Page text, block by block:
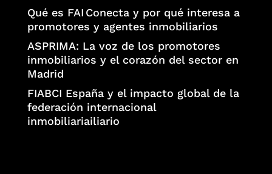
Qué es FAI Conecta y por qué interesa a
promotores y agentes inmobiliarios
ASPRIMA: La voz de los promotores
inmobiliarios y el corazón del sector en
Madrid
FIABCI España y el impacto global de la
federación internacional
inmobiliariailiario